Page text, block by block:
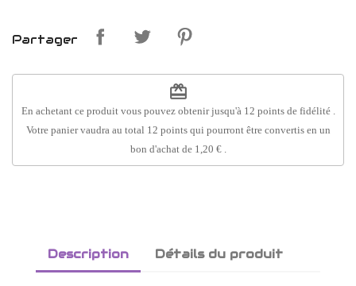
Partager
redeem
En achetant ce produit vous pouvez obtenir jusqu'à 12 points de fidélité.
Votre panier vaudra au total 12 pointsqui pourront être convertis en un
bon d'achat de 1,20 €.
Description Détails du produit